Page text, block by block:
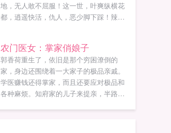
地，无人敢不屈服！这一世，叶爽纵横花
都，逍遥快活，仇人，恶少脚下踩！辣
农门医女：掌家俏娘子
郭香荷重生了，依旧是那个穷困潦倒的
家，身边还围绕着一大家子的极品亲戚。
学医赚钱还得掌家，而且还要应对极品和
各种麻烦。知府家的儿子来提亲，半路却